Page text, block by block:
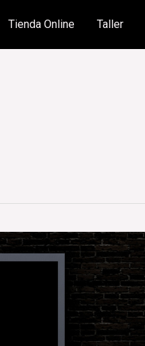
Tienda Online Taller